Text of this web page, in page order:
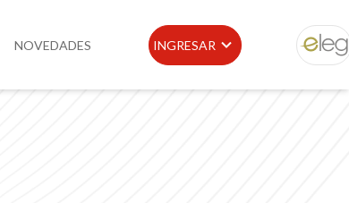
NOVEDADES INGRESAR ELEG